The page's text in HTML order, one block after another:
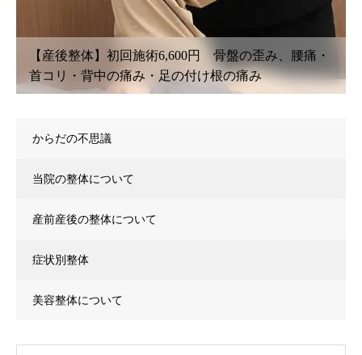
【鍼灸初回治療】6,600円〜 腰痛・坐骨神経痛・肩
こり・首こり・頭痛・眼精疲労
からだの不思議
当院の整体について
産前産後の整体について
症状別整体
美容整体について